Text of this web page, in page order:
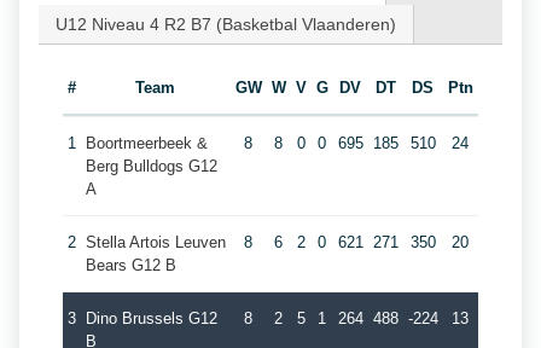
U12 Niveau 4 R2 B7 (Basketbal Vlaanderen)
# Team GW W V G DV DT DS Ptn
1
Boortmeerbeek &
Berg Bulldogs G12
A
8 8 0 0 695 185 510 24
2 Stella Artois Leuven
Bears G12 B
8 6 2 0 621 271 350 20
3
Dino Brussels G12
B
8 2 5 1 264 488 -224 13